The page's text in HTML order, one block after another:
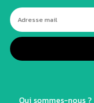
Qui sommes-nous ?